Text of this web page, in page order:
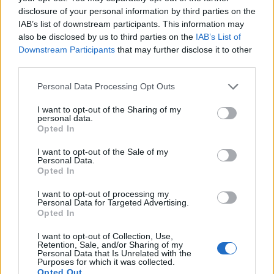
disclosure of your personal information by third parties on the
IAB’s list of downstream participants. This information may
also be disclosed by us to third parties on the IAB’s List of
Downstream Participants that may further disclose it to other
Personal Data Processing Opt Outs
I want to opt-out of the Sharing of my
personal data.
Opted In
I want to opt-out of the Sale of my
Personal Data.
Opted In
I want to opt-out of processing my
Personal Data for Targeted Advertising.
Opted In
I want to opt-out of Collection, Use,
Retention, Sale, and/or Sharing of my
Personal Data that Is Unrelated with the
Purposes for which it was collected.
Opted Out
Inget bromstryck efter byte av bromsok
(Golf V 1.6)
6 svar
Senaste inlägget avjaka54 för 17 timmar sedani
Chassi,
bromsar, transmission och däck
Kia Ceed 2017 batteritorsk med jämna
Ansan onsdag 15:29 Generell felsökning
Övertryck i vevhus, Volvo 940 b230fk 1 svar
Senaste inlägget av
Fälg till Husqvarna Novolett 1955
Slipa och polera rinningar 4 svar
Senaste inlägget av
biltvätt
VW LT35 -04 2.5 TDI dör sporadiskt under
körning, startar direkt efter nyckelcykel.